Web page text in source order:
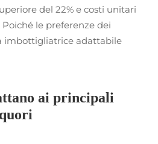
del 22% e costi unitari
le preferenze dei
imbottigliatrice adattabile
ai principali